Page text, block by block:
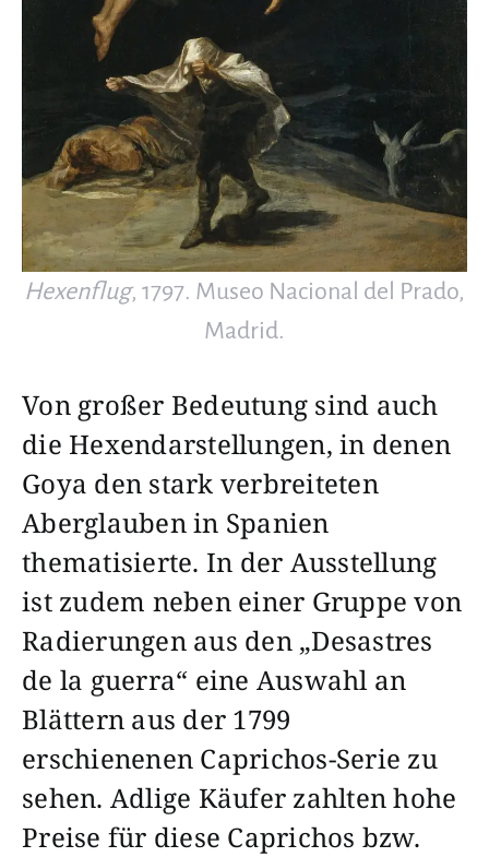
Hexenflug, 1797. Museo Nacional del Prado,
Madrid.
Von großer Bedeutung sind auch
die Hexendarstellungen, in denen
Goya den stark verbreiteten
Aberglauben in Spanien
thematisierte. In der Ausstellung
ist zudem neben einer Gruppe von
Radierungen aus den „Desastres
de la guerra“ eine Auswahl an
Blättern aus der 1799
erschienenen Caprichos-Serie zu
sehen. Adlige Käufer zahlten hohe
Preise für diese Caprichos bzw.